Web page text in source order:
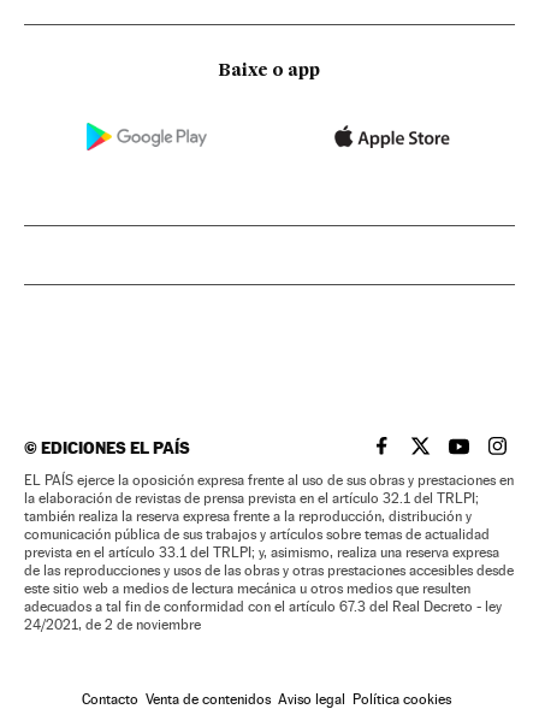
Baixe o app
©EDICIONES EL PAÍS EL PAÍS BRASIL EN
EL PAÍSEL PAÍS
EL
EL PAÍS ejerce la oposición expresa frente al uso de sus obras y prestaciones en
la elaboración de revistas de prensa prevista en el artículo 32.1 del TRLPI;
también realiza la reserva expresa frente a la reproducción, distribución y
comunicación pública de sus trabajos y artículos sobre temas de actualidad
prevista en el artículo 33.1 del TRLPI; y, asimismo, realiza una reserva expresa
de las reproducciones y usos de las obras y otras prestaciones accesibles desde
este sitio web a medios de lectura mecánica u otros medios que resulten
adecuados a tal fin de conformidad con el artículo 67.3 del Real Decreto - ley
24/2021, de 2 de noviembre
Contacto Venta de contenidos Aviso legal Política cookies